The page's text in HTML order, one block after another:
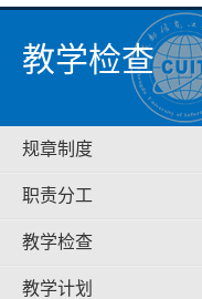
教学检查
规章制度
职责分工
教学检查
教学计划